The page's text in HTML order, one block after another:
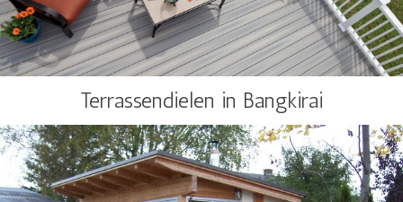
Terrassendielen in Bangkirai